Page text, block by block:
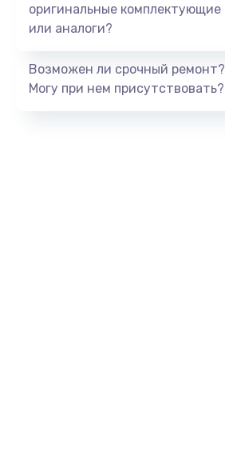
Заказать
оригинальные комплектующие
или аналоги?
Возможен ли срочный ремонт?
Могу при нем присутствовать?